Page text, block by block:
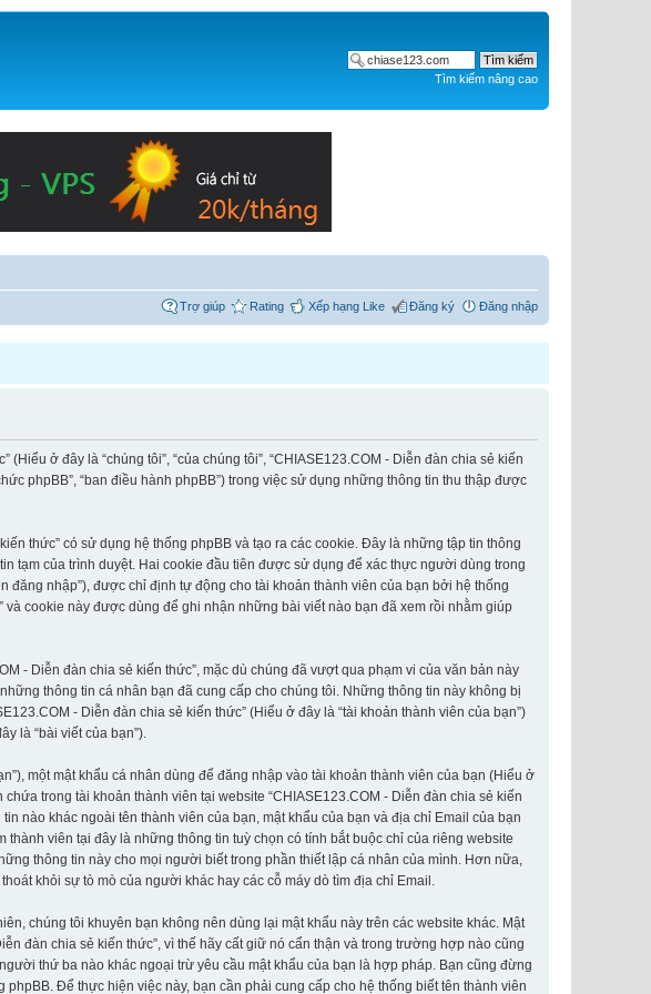
Tìm kiếm nâng cao
Trợ giúp Rating Xếp hạng Like Đăng ký Đăng nhập
ở đây là “chúng tôi”, “của chúng tôi”, “CHIASE123.COM - Diễn đàn chia sẻ kiến
phpBB”, “ban điều hành phpBB”) trong việc sử dụng những thông tin thu thập được
thức” có sử dụng hệ thống phpBB và tạo ra các cookie. Đây là những tập tin thông
tạm của trình duyệt. Hai cookie đầu tiên được sử dụng để xác thực người dùng trong
đăng nhập”), được chỉ định tự động cho tài khoản thành viên của bạn bởi hệ thống
cookie này được dùng để ghi nhận những bài viết nào bạn đã xem rồi nhằm giúp
- Diễn đàn chia sẻ kiến thức”, mặc dù chúng đã vượt qua phạm vi của văn bản này
thông tin cá nhân bạn đã cung cấp cho chúng tôi. Những thông tin này không bị
- Diễn đàn chia sẻ kiến thức” (Hiểu ở đây là “tài khoản thành viên của bạn”)
là “bài viết của bạn”).
một mật khẩu cá nhân dùng để đăng nhập vào tài khoản thành viên của bạn (Hiểu ở
trong tài khoản thành viên tại website “CHIASE123.COM - Diễn đàn chia sẻ kiến
nào khác ngoài tên thành viên của bạn, mật khẩu của bạn và địa chỉ Email của bạn
viên tại đây là những thông tin tuỳ chọn có tính bắt buộc chỉ của riêng website
thông tin này cho mọi người biết trong phần thiết lập cá nhân của mình. Hơn nữa,
khỏi sự tò mò của người khác hay các cỗ máy dò tìm địa chỉ Email.
chúng tôi khuyên bạn không nên dùng lại mật khẩu này trên các website khác. Mật
đàn chia sẻ kiến thức”, vì thế hãy cất giữ nó cẩn thận và trong trường hợp nào cũng
thứ ba nào khác ngoại trừ yêu cầu mật khẩu của bạn là hợp pháp. Bạn cũng đừng
Để thực hiện việc này, bạn cần phải cung cấp cho hệ thống biết tên thành viên